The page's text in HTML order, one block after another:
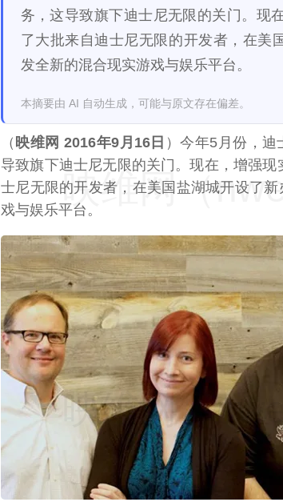
务，这导致旗下迪士尼无限的关门。现
了大批来自迪士尼无限的开发者，在美
发全新的混合现实游戏与娱乐平台。
本摘要由 AI 自动生成，可能与原文存在偏差。
（ 映维网 2016年9月16日 ）今年5月份，
导致旗下迪士尼无限的关门。现在，增强
士尼无限的开发者，在美国盐湖城开设了
戏与娱乐平台。映维网（
映维网（